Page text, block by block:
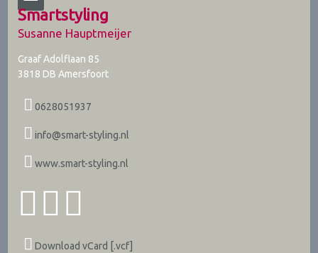
Smartstyling
Susanne Hauptmeijer
Graaf Adolflaan 85
3818 DB Amersfoort
0628051937
info@smart-styling.nl
www.smart-styling.nl
Download vCard [.vcf]